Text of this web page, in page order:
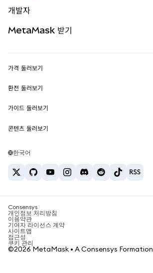
무기한 선물
실물자산
개발자
MetaMask Connect
Snaps
웹3 서비스
MetaMask 받기
보안
고객 지원
채용
가격 둘러보기
이더리움 가격
솔라나 가격
테더 가격
환전 둘러보기
ETH를 USD로 환전
USDT를 INR로 환전
BTC를 INR로 환전
ETH를 USDT로 환전
가이드 둘러보기
ETH 매수
USDT 매수
SHIB 매수
BNB 매수
콘텐츠 둘러보기
솔라나 지갑
암호화폐 세금 뉴스
암호화폐 매수 방법
비트코인 매도 방법
한국어
Consensys
개인정보 처리방침
이용약관
기여자 라이선스 계약
사이트맵
접근성
쿠키 관리
©2026 MetaMask • A Consensys Formation